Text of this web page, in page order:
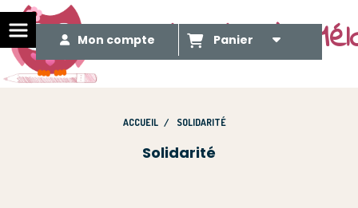
Le Méli Mélo de
Mon compte Panier
ACCUEIL SOLIDARITÉ
Solidarité